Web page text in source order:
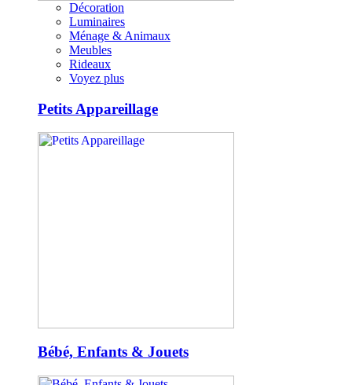
Décoration
Luminaires
Ménage & Animaux
Meubles
Rideaux
Voyez plus
Petits Appareillage
Bébé, Enfants & Jouets